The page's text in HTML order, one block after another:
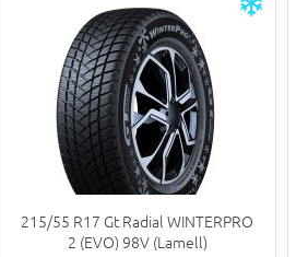
215/55 R17 Gt Radial WINTERPRO
2 (EVO) 98V (Lamell)